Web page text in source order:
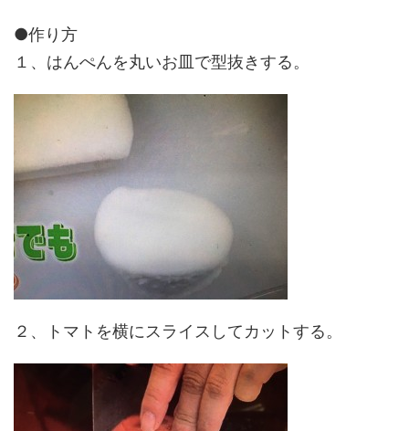
●作り方
１、はんぺんを丸いお皿で型抜きする。
２、トマトを横にスライスしてカットする。